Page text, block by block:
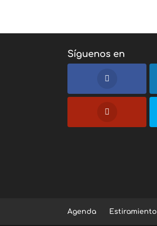
Síguenos en
Agenda Estiramiento